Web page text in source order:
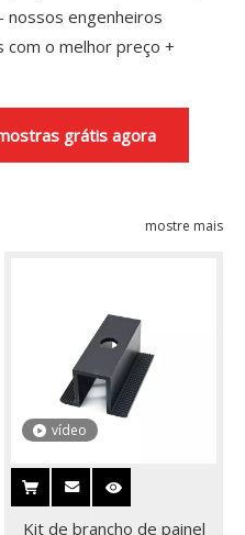
nossos engenheiros
o melhor preço +
grátis agora
mostre mais
vídeo
Kit de brancho de painel